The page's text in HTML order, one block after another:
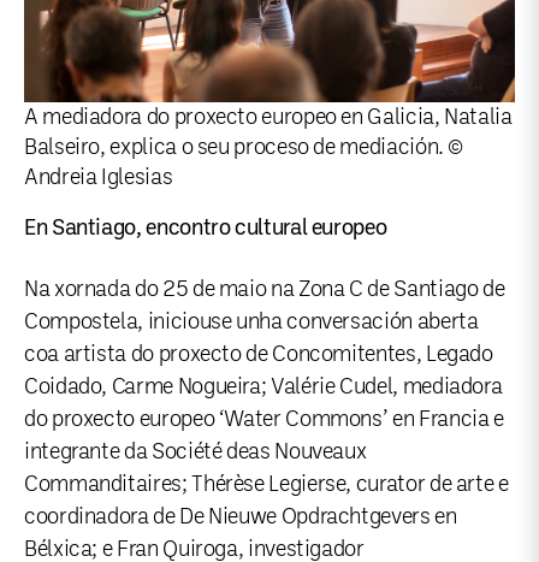
A mediadora do proxecto europeo en Galicia, Natalia
Balseiro, explica o seu proceso de mediación. ©
Andreia Iglesias
En Santiago, encontro cultural europeo
Na xornada do 25 de maio na Zona C de Santiago de
Compostela, iniciouse unha conversación aberta
coa artista do proxecto de Concomitentes, Legado
Coidado, Carme Nogueira; Valérie Cudel, mediadora
do proxecto europeo ‘Water Commons’ en Francia e
integrante da Société deas Nouveaux
Commanditaires; Thérèse Legierse, curator de arte e
coordinadora de De Nieuwe Opdrachtgevers en
Bélxica; e Fran Quiroga, investigador